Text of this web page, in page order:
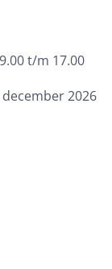
t/m 17.00
2026